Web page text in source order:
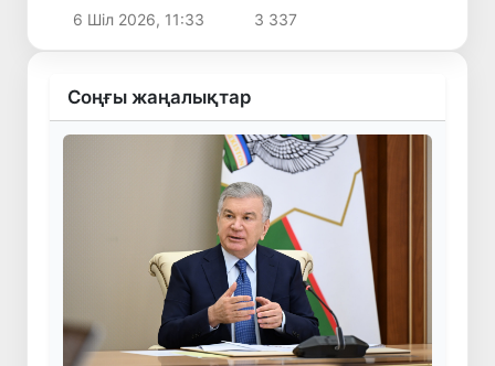
6 Шіл 2026, 11:33 3 337
Соңғы жаңалықтар